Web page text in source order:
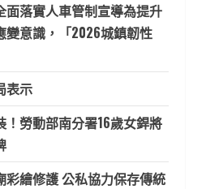
面落實人車管制宣導為提升
變意識，「2026城鎮韌性
表示
！勞動部南分署16歲女銲將
彩繪修護 公私協力保存傳統